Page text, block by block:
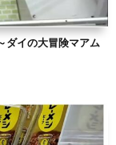
ダイの大冒険マアム